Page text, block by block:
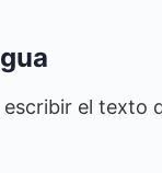
escribir el texto